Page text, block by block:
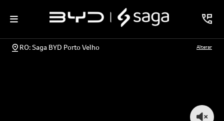
RO: Saga BYD Porto Velho Alterar